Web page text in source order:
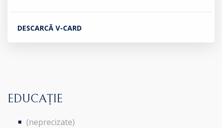
DESCARCĂ V-CARD
EDUCAȚIE
(neprecizate)